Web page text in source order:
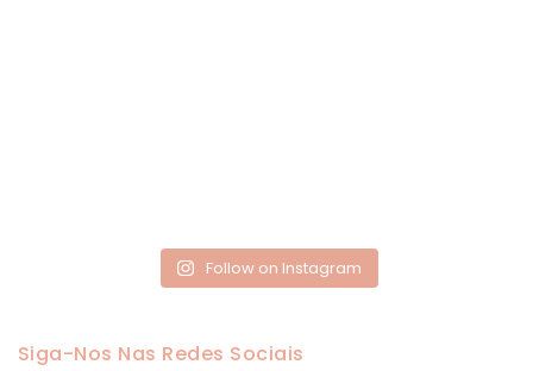
Follow on Instagram
Siga-Nos Nas Redes Sociais